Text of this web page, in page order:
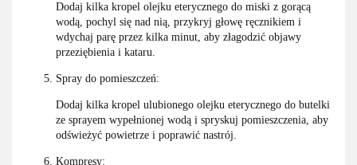
Dodaj kilka kropel olejku eterycznego do miski z gorącą
wodą, pochyl się nad nią, przykryj głowę ręcznikiem i
wdychaj parę przez kilka minut, aby złagodzić objawy
przeziębienia i kataru.
Spray do pomieszczeń:
Dodaj kilka kropel ulubionego olejku eterycznego do butelki
ze sprayem wypełnionej wodą i spryskuj pomieszczenia, aby
odświeżyć powietrze i poprawić nastrój.
Kompresy: